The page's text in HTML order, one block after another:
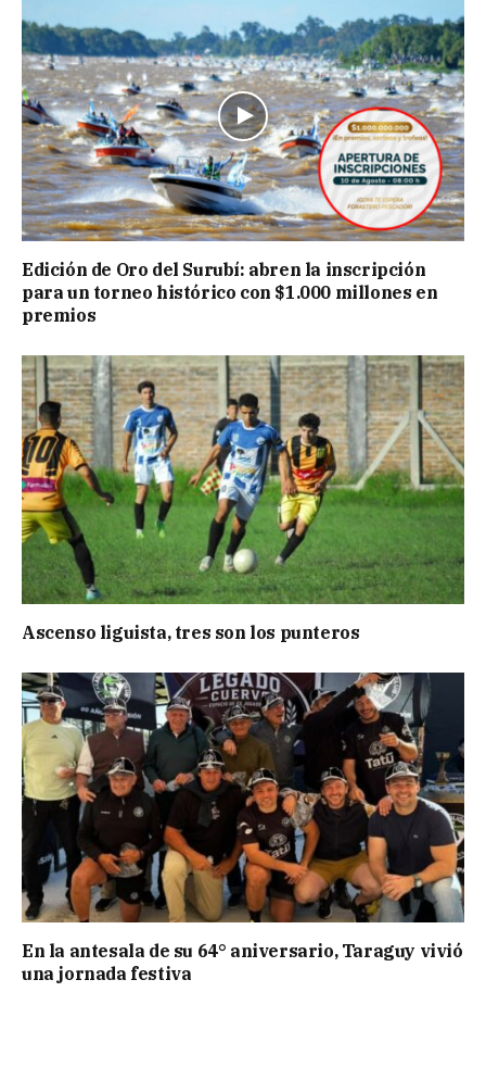
Edición de Oro del Surubí: abren la inscripción
para un torneo histórico con $1.000 millones en
premios
Ascenso liguista, tres son los punteros
En la antesala de su 64° aniversario, Taraguy vivió
una jornada festiva